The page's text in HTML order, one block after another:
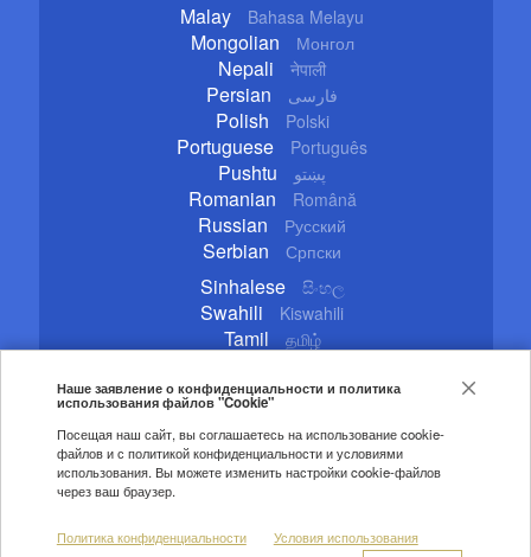
Malay Bahasa Melayu
Mongolian Монгол
Nepali नेपाली
Persian فارسی
Polish Polski
Portuguese Português
Pushtu پښتو
Romanian Română
Russian Русский
Serbian Српски
Sinhalese සිංහල
Swahili Kiswahili
Tamil தமிழ்
Turkish Türkçe
Ukrainian
Urdu اردو
Vietnamese Tiếng Việt
Правила цитирования
Авторские права
Наше заявление о конфиденциальности и политика
использования файлов "Cookie"
Посещая наш сайт, вы соглашаетесь на использование cookie-
файлов и с политикой конфиденциальности и условиями
использования. Вы можете изменить настройки cookie-файлов
через ваш браузер.
Политика конфиденциальности
Условия использования